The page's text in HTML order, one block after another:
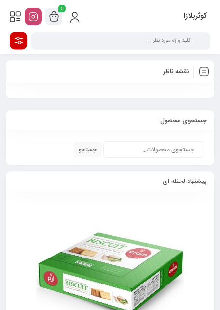
کوثرپلازا
0
نقشه ناظر
جستجوی محصول
جستجو
پیشنهاد لحظه ای